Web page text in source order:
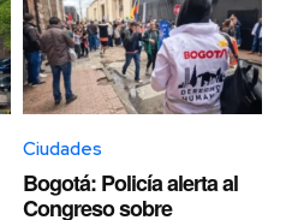
Ciudades
Bogotá: Policía alerta al
Congreso sobre